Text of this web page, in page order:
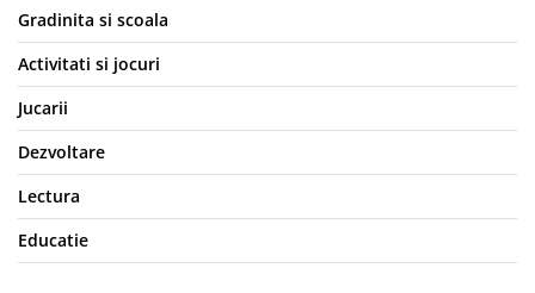
Gradinita si scoala
Activitati si jocuri
Jucarii
Dezvoltare
Lectura
Educatie